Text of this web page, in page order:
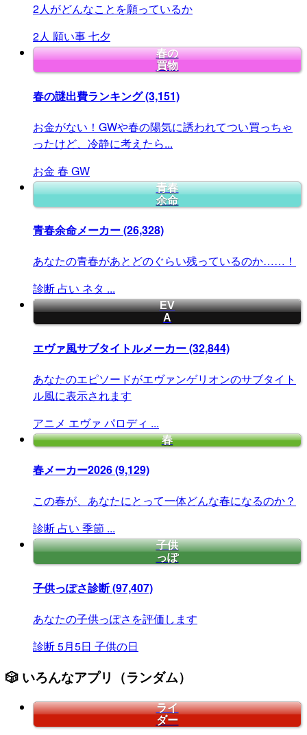
2人がどんなことを願っているか
2人 願い事七夕
春の
買物
春の謎出費ランキング(3,151)
お金がない！GWや春の陽気に誘われてつい買っちゃ
ったけど、冷静に考えたら...
お金 春 GW
青春
余命
青春余命メーカー(26,328)
あなたの青春があとどのぐらい残っているのか……！
診断 占い ネタ ...
EV
A
エヴァ風サブタイトルメーカー(32,844)
あなたのエピソードがエヴァンゲリオンのサブタイト
ル風に表示されます
アニメ エヴァ パロディ ...
春
春メーカー2026(9,129)
この春が、あなたにとって一体どんな春になるのか？
診断 占い 季節 ...
子供
っぽ
子供っぽさ診断(97,407)
あなたの子供っぽさを評価します
診断5月5日 子供の日
🎲 いろんなアプリ（ランダム）
ライ
ダー